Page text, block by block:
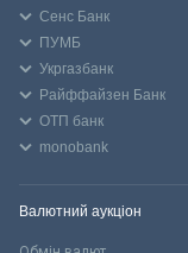
Сенс Банк
ПУМБ
Укргазбанк
Райффайзен Банк
ОТП банк
monobank
Валютний аукціон